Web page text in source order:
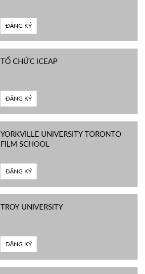
ĐĂNG KÝ
TỔ CHỨC ICEAP
ĐĂNG KÝ
YORKVILLE UNIVERSITY TORONTO
FILM SCHOOL
ĐĂNG KÝ
TROY UNIVERSITY
ĐĂNG KÝ